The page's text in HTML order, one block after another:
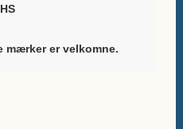
mærker er velkomne.